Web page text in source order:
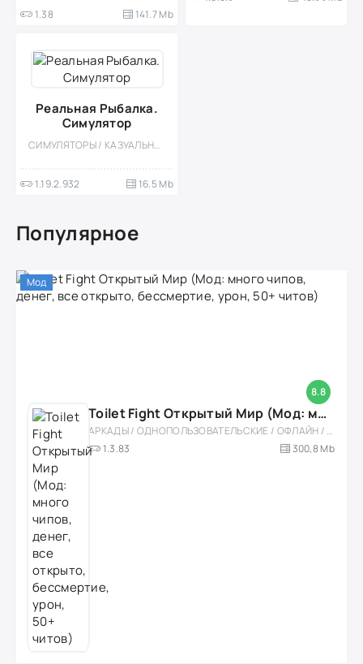
1.38 141.7 Mb
Реальная Рыбалка.
Симулятор
СИМУЛЯТОРЫ / КАЗУАЛЬНЫЕ / ОДНОПОЛЬЗОВАТЕЛЬСКИЕ / ОФЛАЙН / ФИЗИКА / РЕАЛИЗМ / РЫБАЛКА / МОД
1.19.2.932 16.5 Mb
Популярное
8.8
Мод
Toilet Fight Открытый Мир (Мод: много чипов, денег, все открыто, бессмертие, урон, 50+ читов)
АРКАДЫ / ОДНОПОЛЬЗОВАТЕЛЬСКИЕ / ОФЛАЙН / МОД / РОЛЕВЫЕ / ШУТЕРЫ / ОТКРЫТЫЙ МИР / ВСТРОЕННЫЙ КЕШ / 3D / ЭКШЕНЫ / ТУАЛЕТНЫЕ ВОЙНЫ / ДЛЯ ДЕТЕЙ
1.3.83
300,8 Mb